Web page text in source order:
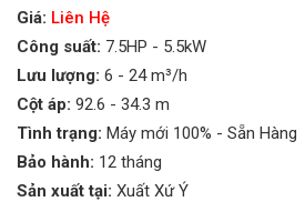
Giá: Liên Hệ
Công suất: 7.5HP - 5.5kW
Lưu lượng: 6 - 24 m³/h
Cột áp: 92.6 - 34.3 m
Tình trạng: Máy mới 100% - Sẵn Hàng
Bảo hành: 12 tháng
Sản xuất tại: Xuất Xứ Ý